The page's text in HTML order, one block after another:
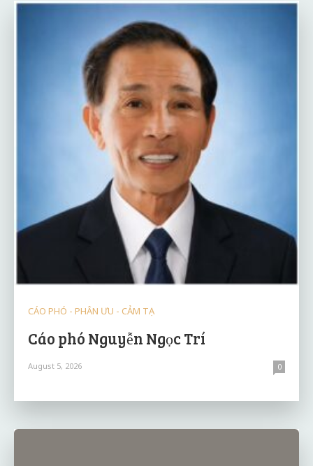
CÁO PHÓ - PHÂN ƯU - CẢM TẠ
Cáo phó Nguyễn Ngọc Trí
August 5, 2026 0